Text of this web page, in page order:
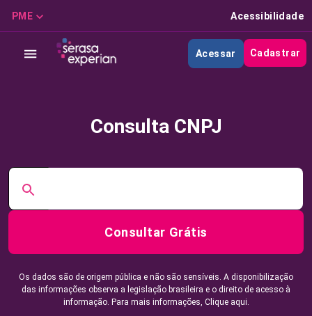
PME Acessibilidade
Acessar Cadastrar
Consulta CNPJ
Consultar Grátis
Os dados são de origem pública e não são sensíveis. A disponibilização
das informações observa a legislação brasileira e o direito de acesso à
informação. Para mais informações, Clique aqui.